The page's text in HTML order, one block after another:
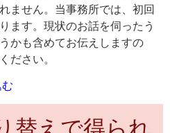
ません。当事務所では、初回
ます。現状のお話を伺ったう
かも含めてお伝えしますの
ださい。
替えで得られ